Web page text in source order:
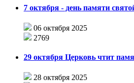
7 октября - день памяти
06 октября 2025
2769
29 октября Церковь чтит
28 октября 2025